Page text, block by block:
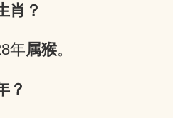
肖？
年属猴。
？